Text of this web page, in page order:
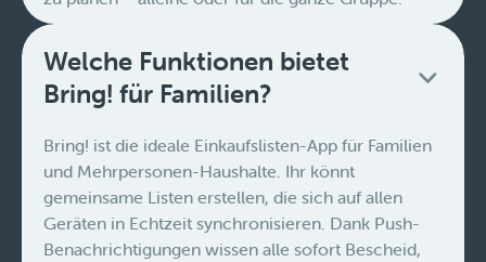
Welche Funktionen bietet
Bring! für Familien?
Bring! ist die ideale Einkaufslisten-App für Familien
und Mehrpersonen-Haushalte. Ihr könnt
gemeinsame Listen erstellen, die sich auf allen
Geräten in Echtzeit synchronisieren. Dank Push-
Benachrichtigungen wissen alle sofort Bescheid,